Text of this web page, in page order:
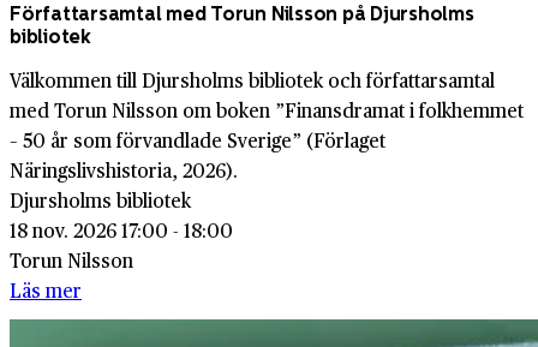
Författarsamtal med Torun Nilsson på Djursholms
bibliotek
Välkommen till Djursholms bibliotek och författarsamtal
med Torun Nilsson om boken ”Finansdramat i folkhemmet
– 50 år som förvandlade Sverige” (Förlaget
Näringslivshistoria, 2026).
Djursholms bibliotek
18 nov. 2026 17:00 - 18:00
Torun Nilsson
Läs mer